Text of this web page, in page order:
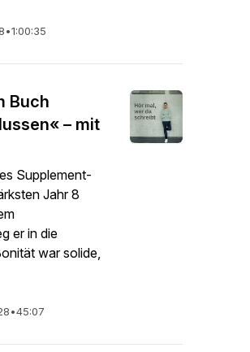
•1:00:35
Buch
– mit
Supplement-
Jahr 8
er in die
war solide,
•45:07